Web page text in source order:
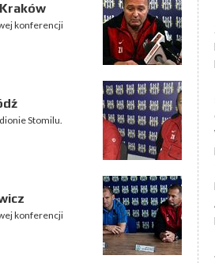
konferencji
Stomilu.
konferencji